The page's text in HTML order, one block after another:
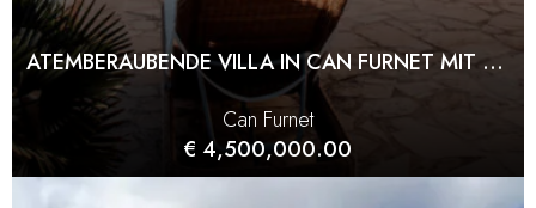
ATEMBERAUBENDE VILLA IN CAN FURNET MIT PANORAMABLICK
Can Furnet
€ 4,500,000.00